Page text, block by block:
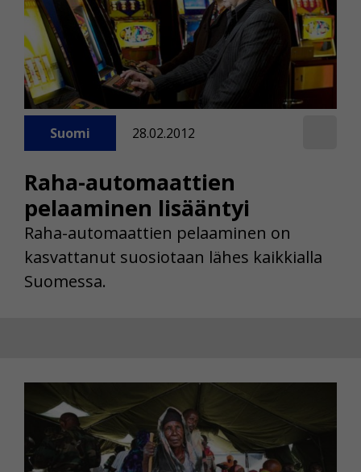
Raha-automaattien
pelaaminen lisääntyi
Suomi 28.02.2012
Raha-automaattien pelaaminen on
kasvattanut suosiotaan lähes kaikkialla
Suomessa.